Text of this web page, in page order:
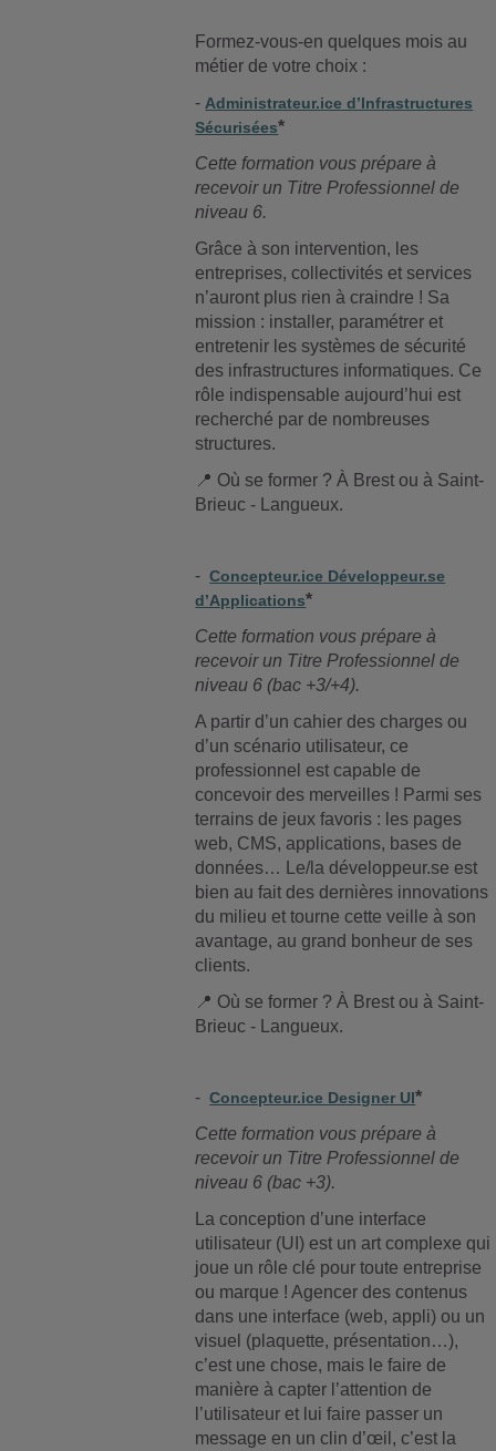
Formez-vous-en quelques mois au
métier de votre choix :
- Administrateur.ice d’Infrastructures
Sécurisées*
Cette formation vous prépare à
recevoir un Titre Professionnel de
niveau 6.
Grâce à son intervention, les
entreprises, collectivités et services
n’auront plus rien à craindre ! Sa
mission : installer, paramétrer et
entretenir les systèmes de sécurité
des infrastructures informatiques. Ce
rôle indispensable aujourd’hui est
recherché par de nombreuses
structures.
📍 Où se former ? À Brest ou à Saint-
Brieuc - Langueux.
- Concepteur.ice Développeur.se
d’Applications*
Cette formation vous prépare à
recevoir un Titre Professionnel de
niveau 6 (bac +3/+4).
A partir d’un cahier des charges ou
d’un scénario utilisateur, ce
professionnel est capable de
concevoir des merveilles ! Parmi ses
terrains de jeux favoris : les pages
web, CMS, applications, bases de
données… Le/la développeur.se est
bien au fait des dernières innovations
du milieu et tourne cette veille à son
avantage, au grand bonheur de ses
clients.
📍 Où se former ? À Brest ou à Saint-
Brieuc - Langueux.
- Concepteur.ice Designer UI*
Cette formation vous prépare à
recevoir un Titre Professionnel de
niveau 6 (bac +3).
La conception d’une interface
utilisateur (UI) est un art complexe qui
joue un rôle clé pour toute entreprise
ou marque ! Agencer des contenus
dans une interface (web, appli) ou un
visuel (plaquette, présentation…),
c’est une chose, mais le faire de
manière à capter l’attention de
l’utilisateur et lui faire passer un
message en un clin d’œil, c’est la